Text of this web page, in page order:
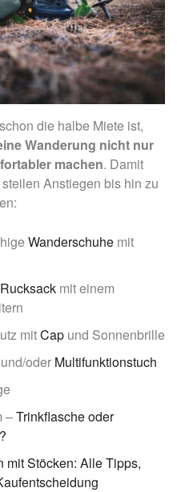
die halbe Miete ist,
Wanderung nicht nur
machen. Damit
Anstiegen bis hin zu
Wanderschuhe mit
Rucksack mit einem
mitCap und Sonnenbrille
oder Multifunktionstuch
–Trinkflasche oder
mit Stöcken: Alle Tipps,